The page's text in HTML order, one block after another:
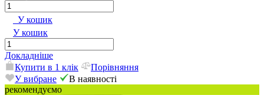
У кошик
У кошик
Докладніше
Купити в 1 клік
Порівняння
У вибране
В наявності
рекомендуємо